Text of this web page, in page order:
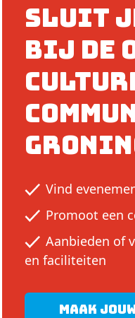
Sluit
bij de
Vind
Promoot een
Aanbieden of
en faciliteiten
Maak